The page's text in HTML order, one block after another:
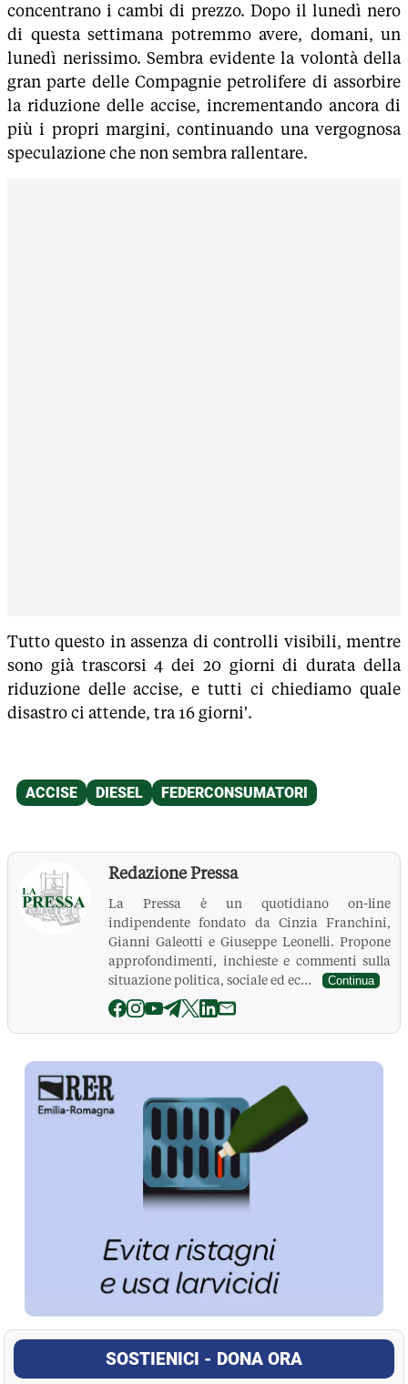
concentrano i cambi di prezzo. Dopo il lunedì nero
di questa settimana potremmo avere, domani, un
lunedì nerissimo. Sembra evidente la volontà della
gran parte delle Compagnie petrolifere di assorbire
la riduzione delle accise, incrementando ancora di
più i propri margini, continuando una vergognosa
speculazione che non sembra rallentare.
Tutto questo in assenza di controlli visibili, mentre
sono già trascorsi 4 dei 20 giorni di durata della
riduzione delle accise, e tutti ci chiediamo quale
disastro ci attende, tra 16 giorni'.
Redazione Pressa
La Pressa è un quotidiano on-line
indipendente fondato da Cinzia Franchini,
Gianni Galeotti e Giuseppe Leonelli. Propone
approfondimenti, inchieste e commenti sulla
situazione politica, sociale ed ec...
Continua
La Pressa
SOSTIENICI - DONA ORA